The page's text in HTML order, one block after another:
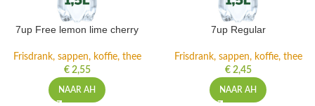
7up Free lemon lime cherry
Frisdrank, sappen, koffie, thee
€2,55
NAAR AH
7up Regular
Frisdrank, sappen, koffie, thee
€2,45
NAAR AH